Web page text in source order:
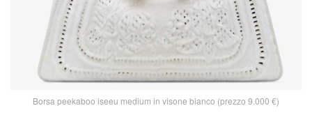
Borsa peekaboo iseeu medium in visone bianco (prezzo 9.000 €)